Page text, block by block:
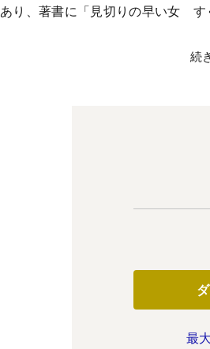
あり、著書に「見切りの早い女 す
続
最